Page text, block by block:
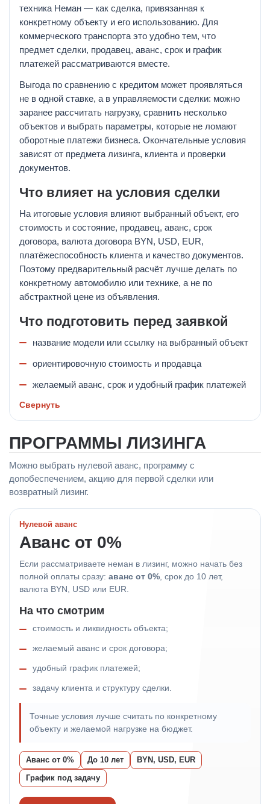
техника Неман — как сделка, привязанная к
конкретному объекту и его использованию. Для
коммерческого транспорта это удобно тем, что
предмет сделки, продавец, аванс, срок и график
платежей рассматриваются вместе.
Выгода по сравнению с кредитом может проявляться
не в одной ставке, а в управляемости сделки: можно
заранее рассчитать нагрузку, сравнить несколько
объектов и выбрать параметры, которые не ломают
оборотные платежи бизнеса. Окончательные условия
зависят от предмета лизинга, клиента и проверки
документов.
Что влияет на условия сделки
На итоговые условия влияют выбранный объект, его
стоимость и состояние, продавец, аванс, срок
договора, валюта договора BYN, USD, EUR,
платёжеспособность клиента и качество документов.
Поэтому предварительный расчёт лучше делать по
конкретному автомобилю или технике, а не по
абстрактной цене из объявления.
Что подготовить перед заявкой
название модели или ссылку на выбранный объект
ориентировочную стоимость и продавца
желаемый аванс, срок и удобный график платежей
Свернуть
ПРОГРАММЫ ЛИЗИНГА
Можно выбрать нулевой аванс, программу с
допобеспечением, акцию для первой сделки или
возвратный лизинг.
Нулевой аванс
Аванс от 0%
Если рассматриваете неман в лизинг, можно начать без
полной оплаты сразу: аванс от 0% , срок до 10 лет,
валюта BYN, USD или EUR.
На что смотрим
стоимость и ликвидность объекта;
желаемый аванс и срок договора;
удобный график платежей;
задачу клиента и структуру сделки.
Точные условия лучше считать по конкретному
объекту и желаемой нагрузке на бюджет.
Аванс от 0% До 10 лет
BYN, USD, EUR
График под задачу